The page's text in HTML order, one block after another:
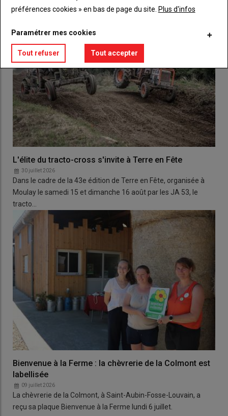
L'élite du tracto-cross s'invite à Terre en Fête
30 juillet 2026
Dans le cadre de la 43e édition de Terre en Fête, organisée à
Moulay le samedi 15 et dimanche 16 août par les JA 53, le
tracto…
Bienvenue à la Ferme : la chèvrerie de la Colmont est
labellisée
09 juillet 2026
La chèvrerie de la Colmont, à Saint-Aubin-Fosse-Louvain, a
reçu sa plaque Bienvenue à la Ferme lundi 6 juillet.
préférences cookies » en bas de page du site. Plus d'infos
Paramétrer mes cookies
Tout refuser Tout accepter